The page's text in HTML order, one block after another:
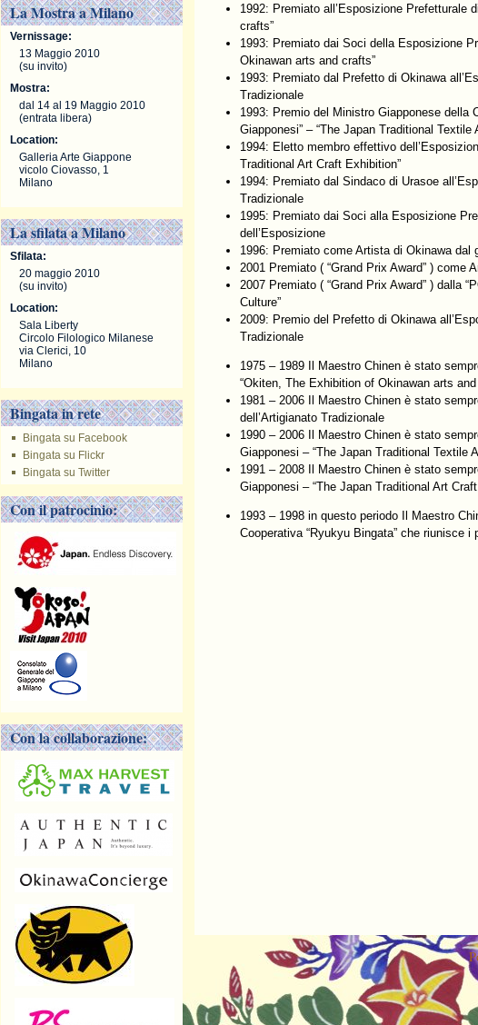
La Mostra a Milano
Vernissage:
13 Maggio 2010
(su invito)
Mostra:
dal 14 al 19 Maggio 2010
(entrata libera)
Location:
Galleria Arte Giappone
vicolo Ciovasso, 1
Milano
La sfilata a Milano
Sfilata:
20 maggio 2010
(su invito)
Location:
Sala Liberty
Circolo Filologico Milanese
via Clerici, 10
Milano
Bingata in rete
Bingata su Facebook
Bingata su Flickr
Bingata su Twitter
Con il patrocinio:
Con la collaborazione:
1992: Premiato all’Esposizione Prefetturale
crafts”
1993: Premiato dai Soci della Esposizione
Okinawan arts and crafts”
1993: Premiato dal Prefetto di Okinawa
Tradizionale
1993: Premio del Ministro Giapponese della
Giapponesi” – “The Japan Traditional Textile
1994: Eletto membro effettivo
Traditional Art Craft Exhibition”
1994: Premiato dal Sindaco di Urasoe
Tradizionale
1995: Premiato dai Soci alla Esposizione
dell’Esposizione
1996: Premiato come Artista di Okinawa dal
2001 Premiato ( “Grand Prix Award” ) come
2007 Premiato ( “Grand Prix Award” ) dalla
Culture”
2009: Premio del Prefetto di Okinawa
Tradizionale
1975 – 1989 Il Maestro Chinen è stato
“Okiten, The Exhibition of Okinawan arts and
1981 – 2006 Il Maestro Chinen è stato
dell’Artigianato Tradizionale
1990 – 2006 Il Maestro Chinen è stato
Giapponesi – “The Japan Traditional Textile
1991 – 2008 Il Maestro Chinen è stato
Giapponesi – “The Japan Traditional Art
1993 – 1998 in questo periodo Il Maestro
Cooperativa “Ryukyu Bingata” che riunisce